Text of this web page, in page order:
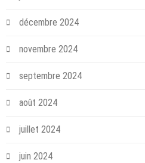
décembre 2024
novembre 2024
septembre 2024
août 2024
juillet 2024
juin 2024